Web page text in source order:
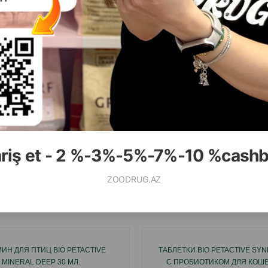
et - 2 %-3%-5%-7%-10
ZOODRUG.AZ
( Отзывы)
Цена
Купить
1 шт
6.00
КУПИТЬ
( Отзывы)
ДЛЯ ПТИЦ BIO PETACTIVE
MINERAL DEEP 30 МЛ.
ТАБЛЕТКИ BIO PETACTIVE
С ПРОБИОТИКОМ ДЛЯ